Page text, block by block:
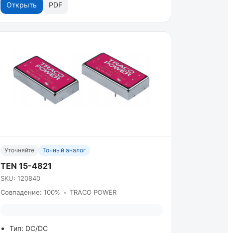
Открыть PDF
Уточняйте Точный аналог
TEN 15-4821
SKU: 120840
Совпадение: 100% • TRACO POWER
Тип: DC/DC